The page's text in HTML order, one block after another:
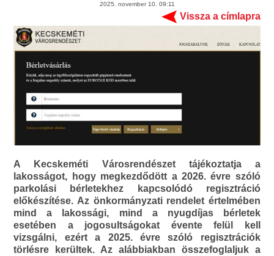
2025. november 10. 09:11
Vissza a címlapra
A Kecskeméti Városrendészet tájékoztatja a
lakosságot, hogy megkezdődött a 2026. évre szóló
parkolási bérletekhez kapcsolódó regisztráció
előkészítése. Az önkormányzati rendelet értelmében
mind a lakossági, mind a nyugdíjas bérletek
esetében a jogosultságokat évente felül kell
vizsgálni, ezért a 2025. évre szóló regisztrációk
törlésre kerültek. Az alábbiakban összefoglaljuk a